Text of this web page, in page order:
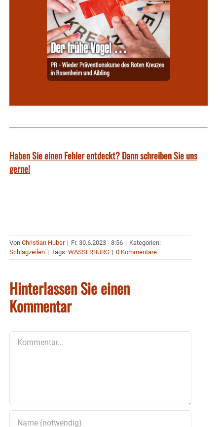
Haben Sie einen Fehler entdeckt? Dann schreiben Sie uns
gerne!
Von Christian Huber | Fr. 30.6.2023 - 8:56 | Kategorien:
Schlagzeilen | Tags: WASSERBURG | 0 Kommentare
Hinterlassen Sie einen
Kommentar